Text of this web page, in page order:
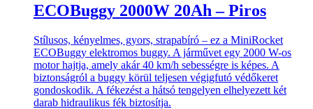
ECOBuggy 2000W 20Ah – Piros
Stílusos, kényelmes, gyors, strapabíró – ez a MiniRocket
ECOBuggy elektromos buggy. A járművet egy 2000 W-os
motor hajtja, amely akár 40 km/h sebességre is képes. A
biztonságról a buggy körül teljesen végigfutó védőkeret
gondoskodik. A fékezést a hátsó tengelyen elhelyezett két
darab hidraulikus fék biztosítja.